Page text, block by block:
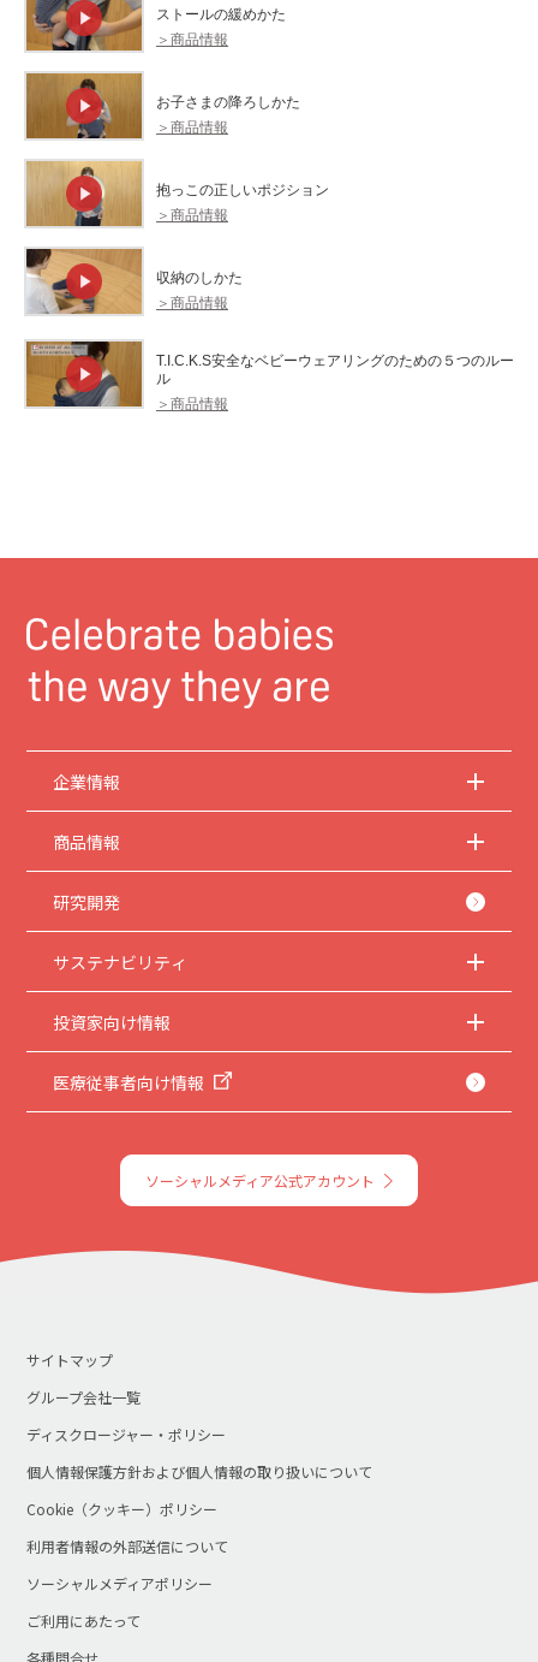
ストールの緩めかた
＞商品情報
お子さまの降ろしかた
＞商品情報
抱っこの正しいポジション
＞商品情報
収納のしかた
＞商品情報
T.I.C.K.S安全なベビーウェアリングのための５つのルー
ル
＞商品情報
企業情報
商品情報
研究開発
サステナビリティ
投資家向け情報
医療従事者向け情報
ソーシャルメディア公式アカウント
サイトマップ
グループ会社一覧
ディスクロージャー・ポリシー
個人情報保護方針および個人情報の取り扱いについて
Cookie（クッキー）ポリシー
利用者情報の外部送信について
ソーシャルメディアポリシー
ご利用にあたって